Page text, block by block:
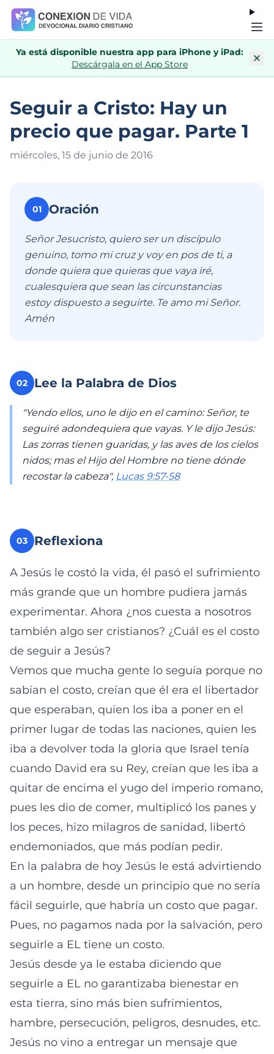
Ya está disponible nuestra app para iPhone y iPad:
Descárgala en el App Store
Seguir a Cristo: Hay un
precio que pagar. Parte 1
miércoles, 15 de junio de 2016
01 Oración
Señor Jesucristo, quiero ser un discípulo
genuino, tomo mi cruz y voy en pos de ti, a
donde quiera que quieras que vaya iré,
cualesquiera que sean las circunstancias
estoy dispuesto a seguirte. Te amo mi Señor.
Amén
02 Lee la Palabra de Dios
"Yendo ellos, uno le dijo en el camino: Señor, te
seguiré adondequiera que vayas. Y le dijo Jesús:
Las zorras tienen guaridas, y las aves de los cielos
nidos; mas el Hijo del Hombre no tiene dónde
recostar la cabeza", Lucas 9:57-58
03 Reflexiona
A Jesús le costó la vida, él pasó el sufrimiento
más grande que un hombre pudiera jamás
experimentar. Ahora ¿nos cuesta a nosotros
también algo ser cristianos? ¿Cuál es el costo
de seguir a Jesús?
Vemos que mucha gente lo seguía porque no
sabían el costo, creían que él era el libertador
que esperaban, quien los iba a poner en el
primer lugar de todas las naciones, quien les
iba a devolver toda la gloria que Israel tenía
cuando David era su Rey, creían que les iba a
quitar de encima el yugo del imperio romano,
pues les dio de comer, multiplicó los panes y
los peces, hizo milagros de sanidad, libertó
endemoniados, que más podían pedir.
En la palabra de hoy Jesús le está advirtiendo
a un hombre, desde un principio que no sería
fácil seguirle, que habría un costo que pagar.
Pues, no pagamos nada por la salvación, pero
seguirle a EL tiene un costo.
Jesús desde ya le estaba diciendo que
seguirle a EL no garantizaba bienestar en
esta tierra, sino más bien sufrimientos,
hambre, persecución, peligros, desnudes, etc.
Jesús no vino a entregar un mensaje que